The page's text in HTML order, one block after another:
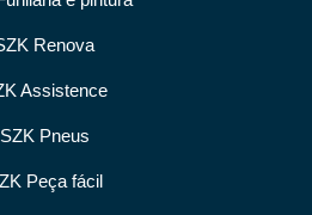
Renova
Assistence
SZK Pneus
Peça fácil